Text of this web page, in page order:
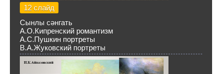
12 слайд
Сынлы сәнгать
А.О.Кипренский романтизм
А.С.Пушкин портреты
В.А.Жуковский портреты